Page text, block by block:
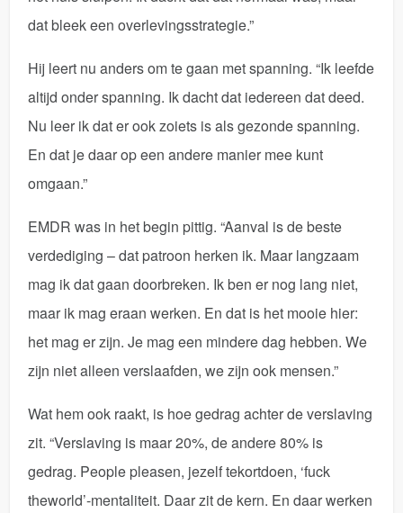
dat bleek een overlevingsstrategie.”
Hij leert nu anders om te gaan met spanning. “Ik leefde
altijd onder spanning. Ik dacht dat iedereen dat deed.
Nu leer ik dat er ook zoiets is als gezonde spanning.
En dat je daar op een andere manier mee kunt
omgaan.”
EMDR was in het begin pittig. “Aanval is de beste
verdediging – dat patroon herken ik. Maar langzaam
mag ik dat gaan doorbreken. Ik ben er nog lang niet,
maar ik mag eraan werken. En dat is het mooie hier:
het mag er zijn. Je mag een mindere dag hebben. We
zijn niet alleen verslaafden, we zijn ook mensen.”
Wat hem ook raakt, is hoe gedrag achter de verslaving
zit. “Verslaving is maar 20%, de andere 80% is
gedrag. People pleasen, jezelf tekortdoen, ‘fuck
theworld’-mentaliteit. Daar zit de kern. En daar werken